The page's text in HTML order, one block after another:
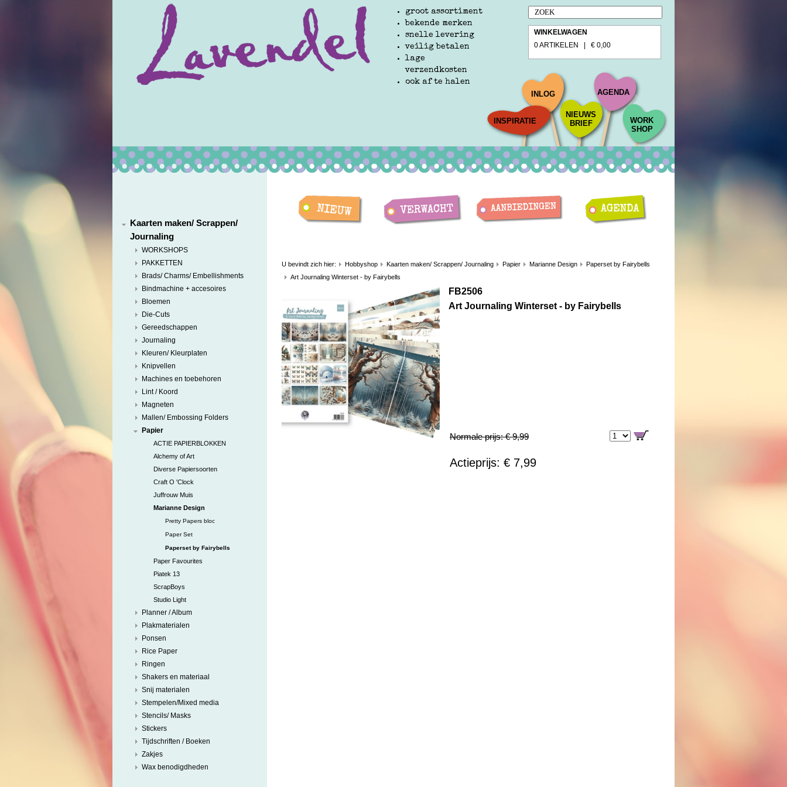
groot assortiment
bekende merken
snelle levering
veilig betalen
lage
verzendkosten
ook af te halen
WINKELWAGEN
0 ARTIKELEN | € 0,00
INSPIRATIE
INLOG
NIEUWS
BRIEF
AGENDA
WORK
SHOP
Kaarten maken/ Scrappen/
Journaling
WORKSHOPS
PAKKETTEN
Brads/ Charms/ Embellishments
Bindmachine + accesoires
Bloemen
Die-Cuts
Gereedschappen
Journaling
Kleuren/ Kleurplaten
Knipvellen
Machines en toebehoren
Lint / Koord
Magneten
Mallen/ Embossing Folders
Papier
ACTIE PAPIERBLOKKEN
Alchemy of Art
Diverse Papiersoorten
Craft O 'Clock
Juffrouw Muis
Marianne Design
Pretty Papers bloc
Paper Set
Paperset by Fairybells
Paper Favourites
Piatek 13
ScrapBoys
Studio Light
Planner / Album
Plakmaterialen
Ponsen
Rice Paper
Ringen
Shakers en materiaal
Snij materialen
Stempelen/Mixed media
Stencils/ Masks
Stickers
Tijdschriften / Boeken
Zakjes
Wax benodigdheden
U bevindt zich hier: Hobbyshop Kaarten maken/ Scrappen/ Journaling Papier Marianne Design
Paperset by Fairybells
Art Journaling Winterset - by Fairybells
FB2506
Art Journaling Winterset - by Fairybells
Normale prijs: € 9,99
Actieprijs: € 7,99